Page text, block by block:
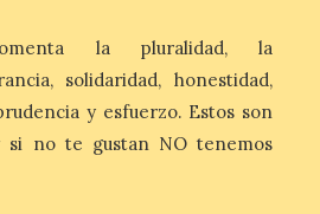
Arturo Martínez
Cerveza
la pluralidad, la
solidaridad, honestidad,
y esfuerzo. Estos son
si no te gustan NO tenemos